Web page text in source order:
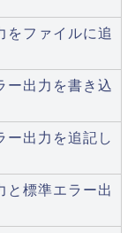
をファイルに追
ー出力を書き込
ー出力を追記し
と標準エラー出